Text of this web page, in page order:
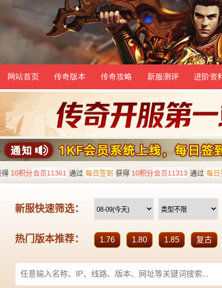
网站首页 传奇版本 传奇攻略 新服测评 进阶资